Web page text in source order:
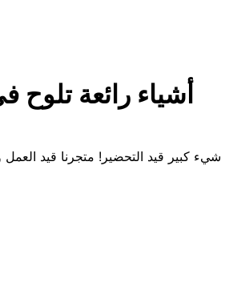
أشياء رائعة تلوح
شيء كبير قيد التحضير! متجرنا قيد العمل